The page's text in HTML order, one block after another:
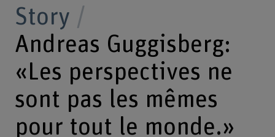
Story
Andreas Guggisberg:
«Les perspectives ne
sont pas les mêmes
pour tout le monde.»